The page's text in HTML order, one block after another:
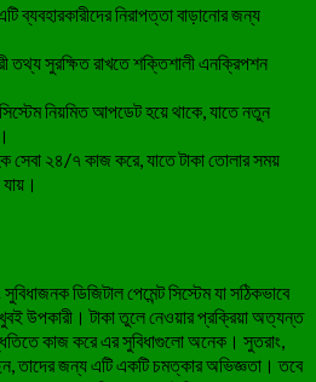
ব্যবহারকারীদের নিরাপত্তা বাড়ানোর জন্য
তথ্য সুরক্ষিত রাখতে শক্তিশালী এনক্রিপশন
নিয়মিত আপডেট হয়ে থাকে, যাতে নতুন
সেবা ২৪/৭ কাজ করে, যাতে টাকা তোলার সময়
ডিজিটাল পেমেন্ট সিস্টেম যা সঠিকভাবে
উপকারী। টাকা তুলে নেওয়ার প্রক্রিয়া অত্যন্ত
কাজ করে এর সুবিধাগুলো অনেক। সুতরাং,
তাদের জন্য এটি একটি চমত্কার অভিজ্ঞতা। তবে